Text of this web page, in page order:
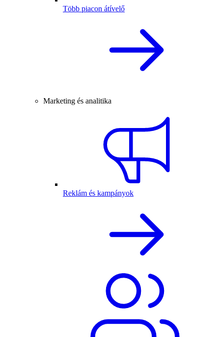
Több piacon átívelő
Marketing és analitika
Reklám és kampányok